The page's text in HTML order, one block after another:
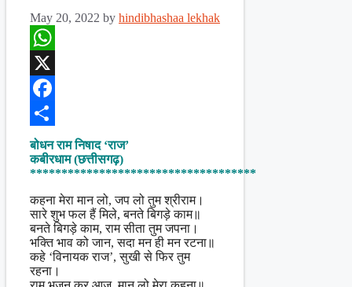
May 20, 2022 by hindibhashaa lekhak
WhatsApp
X
Facebook
Share
बोधन राम निषाद ‘राज’
कबीरधाम (छत्तीसगढ़)
************************************
कहना मेरा मान लो, जप लो तुम श्रीराम।
सारे शुभ फल हैं मिले, बनते बिगड़े काम॥
बनते बिगड़े काम, राम सीता तुम जपना।
भक्ति भाव को जान, सदा मन ही मन रटना॥
कहे ‘विनायक राज’, सुखी से फिर तुम
रहना।